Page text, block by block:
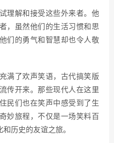
理解和接受这些外来者。他
，虽然他们的生活习惯和思
们的勇气和智慧却也令人敬
满了欢声笑语，古代搞笑版
传开来。那些现代人在这里
民们也在笑声中感受到了生
妙旅程，不仅是一场笑料百
历史的友谊之旅。